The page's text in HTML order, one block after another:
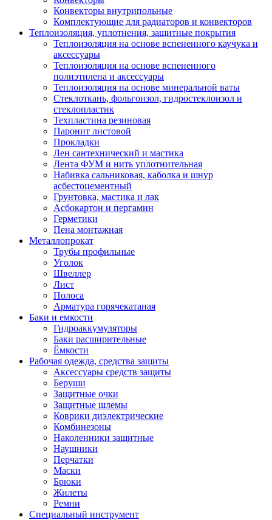
Конвекторы внутрипольные
Комплектующие для радиаторов и конвекторов
Теплоизоляция, уплотнения, защитные покрытия
Теплоизоляция на основе вспененного каучука и
аксессуары
Теплоизоляция на основе вспененного
полиэтилена и аксессуары
Теплоизоляция на основе минеральной ваты
Стеклоткань, фольгоизол, гидростеклоизол и
стеклопластик
Техпластина резиновая
Паронит листовой
Прокладки
Лен сантехнический и мастика
Лента ФУМ и нить уплотнительная
Набивка сальниковая, каболка и шнур
асбестоцементный
Грунтовка, мастика и лак
Асбокартон и пергамин
Герметики
Пена монтажная
Металлопрокат
Трубы профильные
Уголок
Швеллер
Лист
Полоса
Арматура горячекатаная
Баки и емкости
Гидроаккумуляторы
Баки расширительные
Ёмкости
Рабочая одежда, средства защиты
Аксессуары средств защиты
Беруши
Защитные очки
Защитные шлемы
Коврики диэлектрические
Комбинезоны
Наколенники защитные
Наушники
Перчатки
Маски
Брюки
Жилеты
Ремни
Специальный инструмент